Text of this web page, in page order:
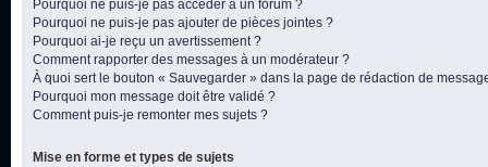
Pourquoi ne puis-je pas accéder à un forum ?
Pourquoi ne puis-je pas ajouter de pièces jointes ?
Pourquoi ai-je reçu un avertissement ?
Comment rapporter des messages à un modérateur ?
À quoi sert le bouton « Sauvegarder » dans la page de rédaction de
Pourquoi mon message doit être validé ?
Comment puis-je remonter mes sujets ?
Mise en forme et types de sujets